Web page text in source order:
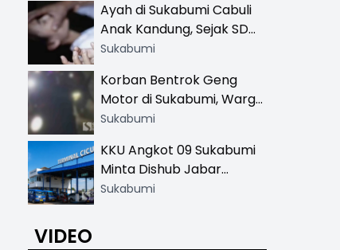
Khusus
Ayah di Sukabumi Cabuli
Anak Kandung, Sejak SD
Hingga SMA
Sukabumi
Korban Bentrok Geng
Motor di Sukabumi, Warga
dan Sopir Tangki
Sukabumi
KKU Angkot 09 Sukabumi
Minta Dishub Jabar
Tertibkan Trayek Ciawi-
Sukabumi
VIDEO